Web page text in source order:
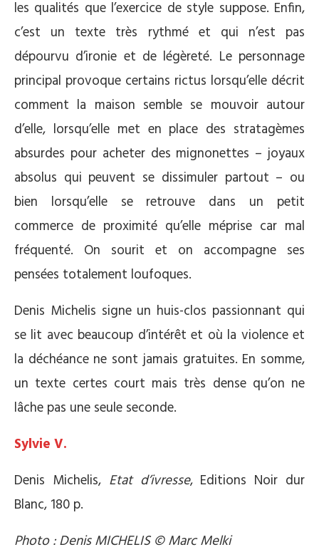
les qualités que l’exercice de style suppose. Enfin,
c’est un texte très rythmé et qui n’est pas
dépourvu d’ironie et de légèreté. Le personnage
principal provoque certains rictus lorsqu’elle décrit
comment la maison semble se mouvoir autour
d’elle, lorsqu’elle met en place des stratagèmes
absurdes pour acheter des mignonettes – joyaux
absolus qui peuvent se dissimuler partout – ou
bien lorsqu’elle se retrouve dans un petit
commerce de proximité qu’elle méprise car mal
fréquenté. On sourit et on accompagne ses
pensées totalement loufoques.
Denis Michelis signe un huis-clos passionnant qui
se lit avec beaucoup d’intérêt et où la violence et
la déchéance ne sont jamais gratuites. En somme,
un texte certes court mais très dense qu’on ne
lâche pas une seule seconde.
Sylvie V.
Denis Michelis, Etat d’ivresse, Editions Noir dur
Blanc, 180 p.
Photo : Denis MICHELIS © Marc Melki